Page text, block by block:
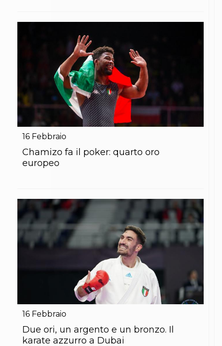
16 Febbraio
Chamizo fa il poker: quarto oro
europeo
16 Febbraio
Due ori, un argento e un bronzo. Il
karate azzurro a Dubai